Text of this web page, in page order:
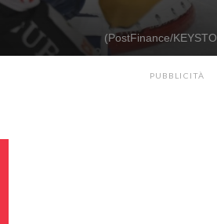
(PostFinance/
PUBBLICITÀ